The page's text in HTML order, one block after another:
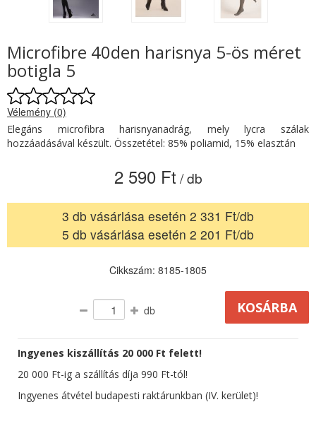
Microfibre 40den harisnya 5-ös méret
botigla 5
Vélemény (0)
Elegáns microfibra harisnyanadrág, mely lycra szálak
hozzáadásával készült. Összetétel: 85% poliamid, 15% elasztán
2 590 Ft / db
3 db vásárlása esetén 2 331 Ft/db
5 db vásárlása esetén 2 201 Ft/db
Cikkszám: 8185-1805
db
Ingyenes kiszállítás 20 000 Ft felett!
20 000 Ft-ig a szállítás díja 990 Ft-tól!
Ingyenes átvétel budapesti raktárunkban (IV. kerület)!